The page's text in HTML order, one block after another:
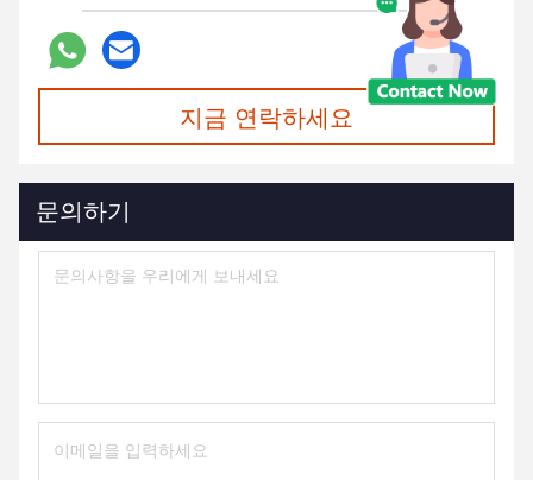
지금 연락하세요
문의하기